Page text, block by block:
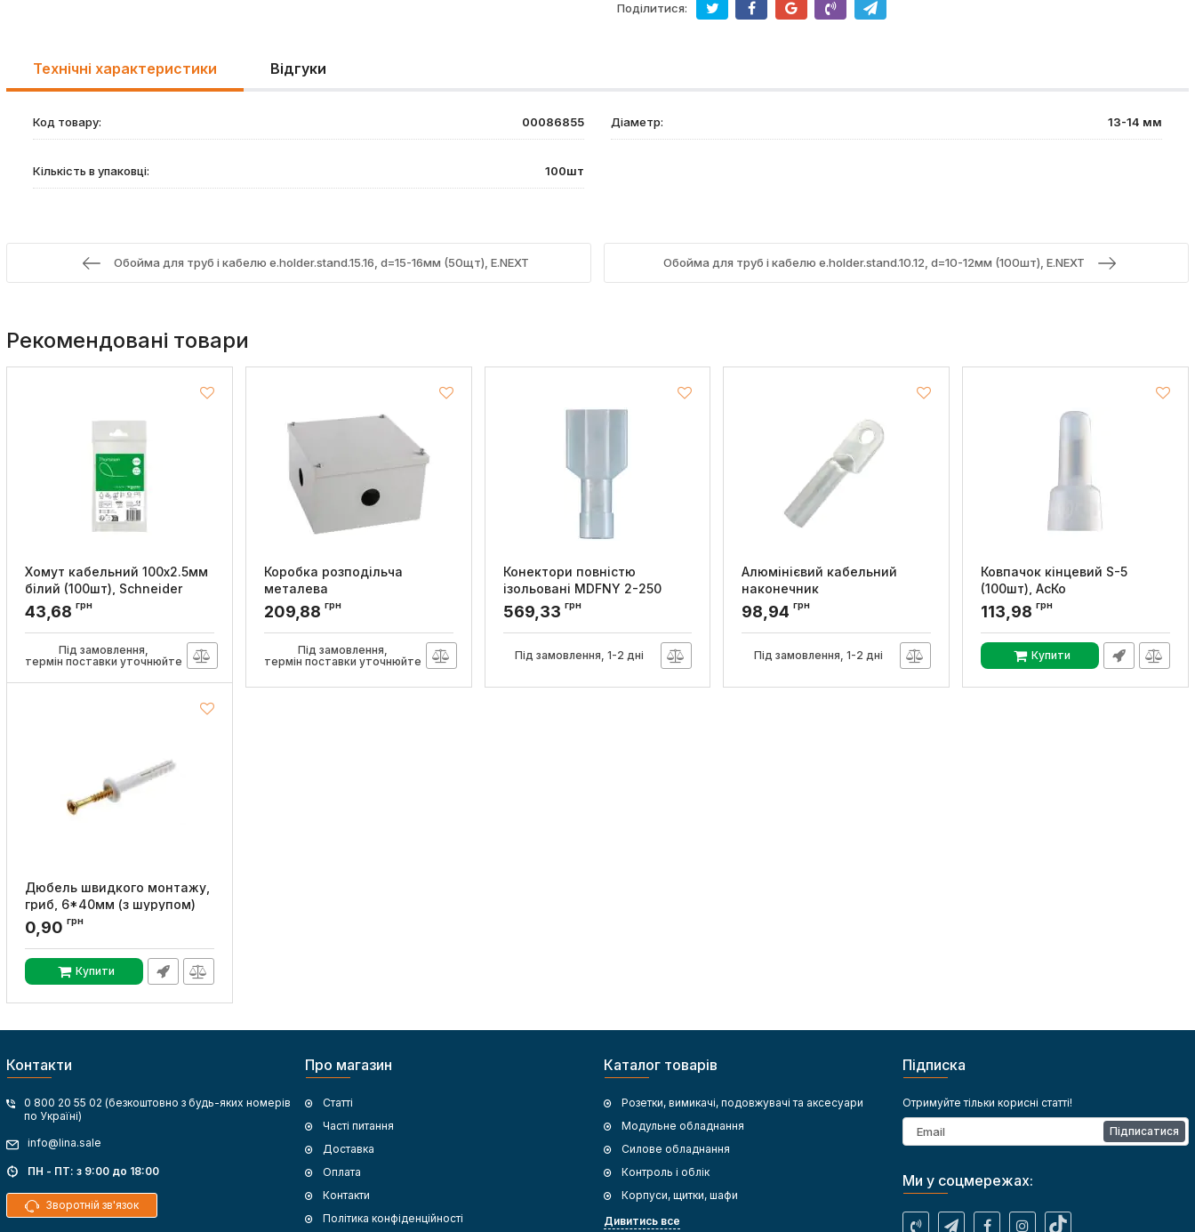
Поділитися:
Технічні характеристики Відгуки
Код товару: 00086855 Діаметр: 13-14 мм
Кількість в упаковці: 100шт
Обойма для труб і кабелю e.holder.stand.15.16, d=15-16мм (50щт), E.NEXT Обойма для труб і кабелю e.holder.stand.10.12, d=10-12мм (100шт), E.NEXT
Рекомендовані товари
Хомут кабельний 100x2.5мм
білий (100шт), Schneider
Electric
Артикул:
43,68 грн
Під замовлення,
термін поставки уточнюйте
Коробка розподільча
металева
e.db.stand.kr10.100.100.70,
E.NEXT
209,88 грн
Під замовлення,
термін поставки уточнюйте
Конектори повністю
ізольовані MDFNY 2-250
'папа' (100 шт.), АсКо
Артикул:
569,33 грн
Під замовлення, 1-2 дні
Алюмінієвий кабельний
наконечник
e.end.stand.a.240, E.NEXT
Артикул:
98,94грн
Під замовлення, 1-2 дні
Ковпачок кінцевий S-5
(100шт), АсКо
Артикул:A0150150017
113,98грн
Купити
Дюбель швидкого монтажу,
гриб, 6*40мм (з шурупом)
(100шт.), Sokol
Артикул:
0,90 грн
Купити
Контакти
0 800 20 55 02 (безкоштовно з будь-яких номерів
по Україні)
info@lina.sale
ПН - ПТ: з 9:00 до 18:00
Зворотній зв'язок
Про магазин
Статті
Часті питання
Доставка
Оплата
Контакти
Політика конфіденційності
Каталог товарів
Розетки, вимикачі, подовжувачі та аксесуари
Модульне обладнання
Силове обладнання
Контроль і облік
Корпуси, щитки, шафи
Дивитись все
Підписка
Отримуйте тільки корисні статті!
Підписатися
Ми у соцмережах: